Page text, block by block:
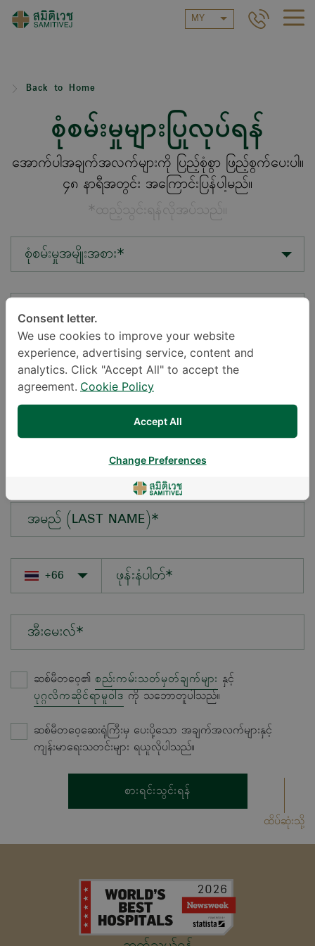
MY
Back to Home
စုံစမ်းမှုများပြုလုပ်ရန်
အောက်ပါအချက်အလက်များကို ပြည့်စုံစွာ ဖြည့်စွက်ပေးပါ။
၄၈ နာရီအတွင်း အကြောင်းပြန်ပါ့မည်။
*ထည့်သွင်းရန်လိုအပ်သည်။
စုံစမ်းမှုအမျိုးအစား*
တည်နေရာ*
မေးလိုသောမေးခွန်း*
အမည် (FIRST NAME)*
အမည် (LAST NAME)*
အီးမေးလ်*
ဆစ်မီတဝေ့၏ စည်းကမ်းသတ်မှတ်ချက်များ နှင့်
ပုဂ္ဂလိကဆိုင်ရာမူဝါဒ ကို သဘောတူပါသည်။
ဆစ်မီတဝေ့ဆေးရုံကြီးမှ ပေးပို့သော အချက်အလက်များနှင့်
ကျန်းမာရေးသတင်းများ ရယူလိုပါသည်။
စားရင်းသွင်းရန်
ထိပ်ဆုံးသို့
Consent letter.
We use cookies to improve your website
experience, advertising service, content and
analytics. Click "Accept All" to accept the
agreement. Cookie Policy
Accept All
Change Preferences